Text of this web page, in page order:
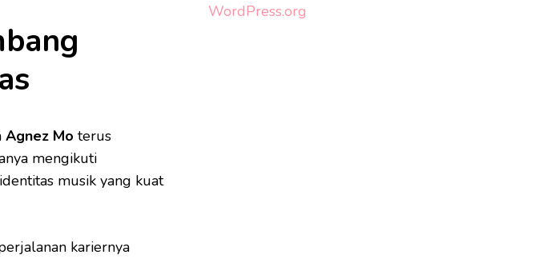
Agnez Mo terus
mengikuti
musik yang kuat
kariernya
WordPress.org